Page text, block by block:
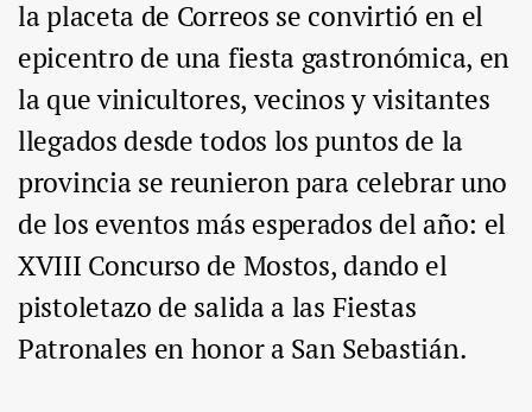
la placeta de Correos se convirtió en el
epicentro de una fiesta gastronómica, en
la que vinicultores, vecinos y visitantes
llegados desde todos los puntos de la
provincia se reunieron para celebrar uno
de los eventos más esperados del año: el
XVIII Concurso de Mostos, dando el
pistoletazo de salida a las Fiestas
Patronales en honor a San Sebastián.